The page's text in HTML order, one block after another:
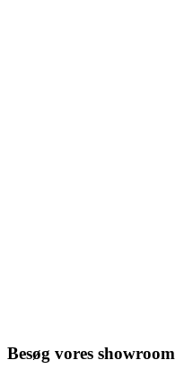
Besøg vores showroom